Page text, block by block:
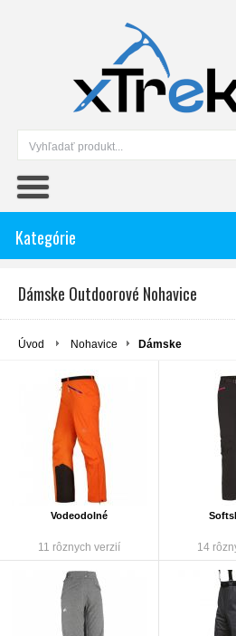
Kategórie
Dámske Outdoorové Nohavice
Úvod Nohavice Dámske
Vodeodolné
11 rôznych verzií 14